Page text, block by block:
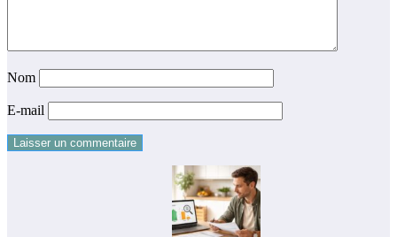
Nom
E-mail